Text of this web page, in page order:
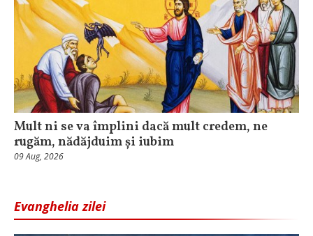
Mult ni se va împlini dacă mult credem, ne
rugăm, nădăjduim și iubim
09 Aug, 2026
Evanghelia zilei